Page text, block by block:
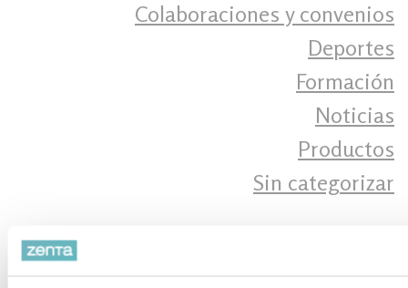
Colaboraciones y convenios
Deportes
Formación
Noticias
Productos
Sin categorizar